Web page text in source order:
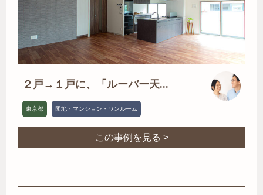
２戸→１戸に、「ルーバー天...
東京都 団地・マンション・ワンルーム
この事例を見る >